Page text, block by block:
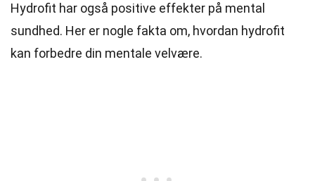
Hydrofit har også positive effekter på mental
sundhed. Her er nogle fakta om, hvordan hydrofit
kan forbedre din mentale velvære.